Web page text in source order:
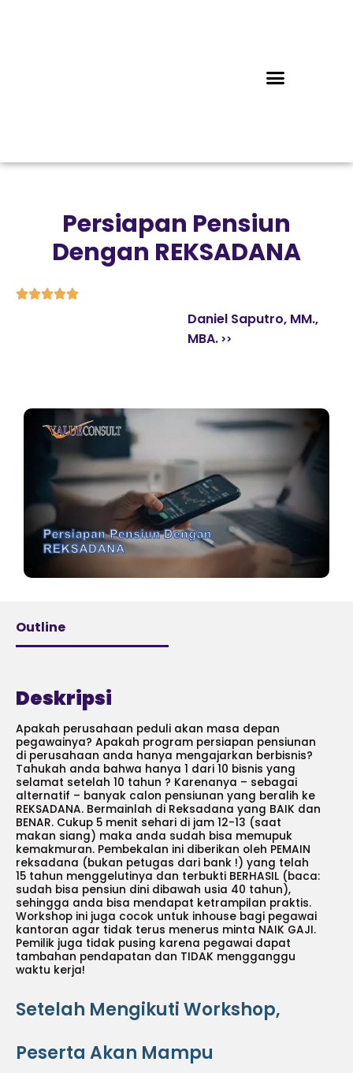
Persiapan Pensiun
Dengan REKSADANA

Daniel Saputro, MM.,
MBA.
Outline
Deskripsi
Apakah perusahaan peduli akan masa depan
pegawainya? Apakah program persiapan pensiunan
di perusahaan anda hanya mengajarkan berbisnis?
Tahukah anda bahwa hanya 1 dari 10 bisnis yang
selamat setelah 10 tahun ? Karenanya – sebagai
alternatif – banyak calon pensiunan yang beralih ke
REKSADANA. Bermainlah di Reksadana yang BAIK dan
BENAR. Cukup 5 menit sehari di jam 12-13 (saat
makan siang) maka anda sudah bisa memupuk
kemakmuran. Pembekalan ini diberikan oleh PEMAIN
reksadana (bukan petugas dari bank !) yang telah
15 tahun menggelutinya dan terbukti BERHASIL (baca:
sudah bisa pensiun dini dibawah usia 40 tahun),
sehingga anda bisa mendapat ketrampilan praktis.
Workshop ini juga cocok untuk inhouse bagi pegawai
kantoran agar tidak terus menerus minta NAIK GAJI.
Pemilik juga tidak pusing karena pegawai dapat
tambahan pendapatan dan TIDAK mengganggu
waktu kerja!
Setelah Mengikuti Workshop,
Peserta Akan Mampu